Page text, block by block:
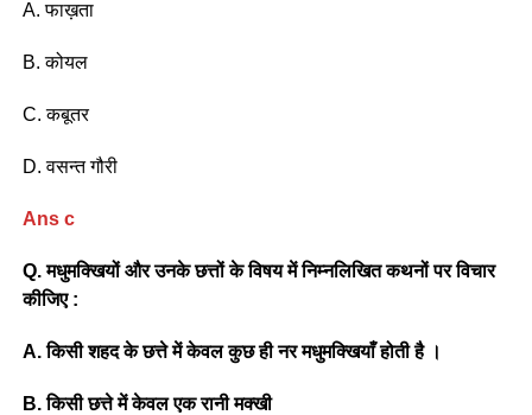
A. फाख़ता
B. कोयल
C. कबूतर
D. वसन्त गौरी
Ans c
Q. मधुमक्खियों और उनके छत्तों के विषय में निम्नलिखित कथनों पर विचार
कीजिए :
A. किसी शहद के छत्ते में केवल कुछ ही नर मधुमक्खियाँ होती है ।
B. किसी छत्ते में केवल एक रानी मक्खी